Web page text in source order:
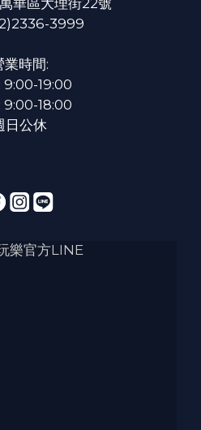
3999
業時間:
9:00-19:00
9:00-18:00
日公休